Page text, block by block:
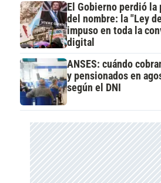
El Gobierno perdió la
del nombre: la "Ley
impuso en toda la
digital
ANSES: cuándo
y pensionados en
según el DNI